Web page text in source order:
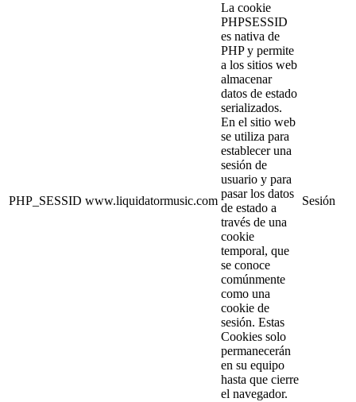
PHP_SESSID www.liquidatormusic.com
La cookie
PHPSESSID
es nativa de
PHP y permite
a los sitios web
almacenar
datos de estado
serializados.
En el sitio web
se utiliza para
establecer una
sesión de
usuario y para
pasar los datos
de estado a
través de una
cookie
temporal, que
se conoce
comúnmente
como una
cookie de
sesión. Estas
Cookies solo
permanecerán
en su equipo
hasta que cierre
el navegador.
Sesión